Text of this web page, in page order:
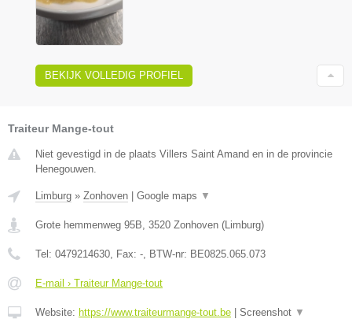
BEKIJK VOLLEDIG PROFIEL
Traiteur Mange-tout
Niet gevestigd in de plaats Villers Saint Amand en in de provincie
Henegouwen.
Limburg » Zonhoven Google maps ▼
Grote hemmenweg 95B, 3520 Zonhoven (Limburg)
Tel: 0479214630, Fax: -, BTW-nr: BE0825.065.073
E-mail › Traiteur Mange-tout
Website: https://www.traiteurmange-tout.be Screenshot ▼